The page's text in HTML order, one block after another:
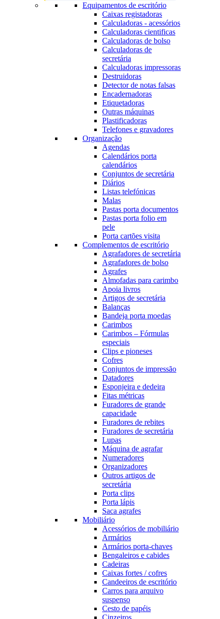
Equipamentos de escritório
Caixas registadoras
Calculadoras - acessórios
Calculadoras cientificas
Calculadoras de bolso
Calculadoras de
secretária
Calculadoras impressoras
Destruidoras
Detector de notas falsas
Encadernadoras
Etiquetadoras
Outras máquinas
Plastificadoras
Telefones e gravadores
Organização
Agendas
Calendários porta
calendários
Conjuntos de secretária
Diários
Listas telefónicas
Malas
Pastas porta documentos
Pastas porta folio em
pele
Porta cartões visita
Complementos de escritório
Agrafadores de secretária
Agrafadores de bolso
Agrafes
Almofadas para carimbo
Apoia livros
Artigos de secretária
Balanças
Bandeja porta moedas
Carimbos
Carimbos – Fórmulas
especiais
Clips e pioneses
Cofres
Conjuntos de impressão
Datadores
Esponjeira e dedeira
Fitas métricas
Furadores de grande
capacidade
Furadores de rebites
Furadores de secretária
Lupas
Máquina de agrafar
Numeradores
Organizadores
Outros artigos de
secretária
Porta clips
Porta lápis
Saca agrafes
Mobiliário
Acessórios de mobiliário
Armários
Armários porta-chaves
Bengaleiros e cabides
Cadeiras
Caixas fortes / cofres
Candeeiros de escritório
Carros para arquivo
suspenso
Cesto de papéis
Cinzeiros